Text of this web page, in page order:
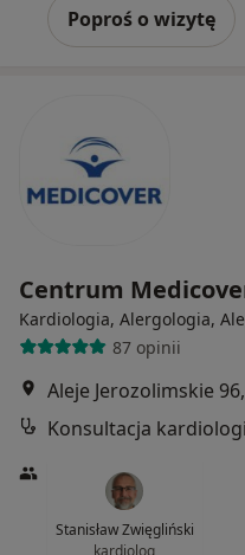
Poproś o wizytę
Centrum
Kardiologia, Alergologia,
87 opinii
Aleje Jerozolimskie
Konsultacja
Stanisław Zwięgliński